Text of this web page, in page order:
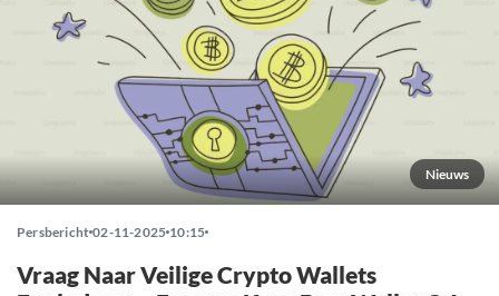
Nieuws
Persbericht 02-11-2025 10:15
Vraag Naar Veilige Crypto Wallets